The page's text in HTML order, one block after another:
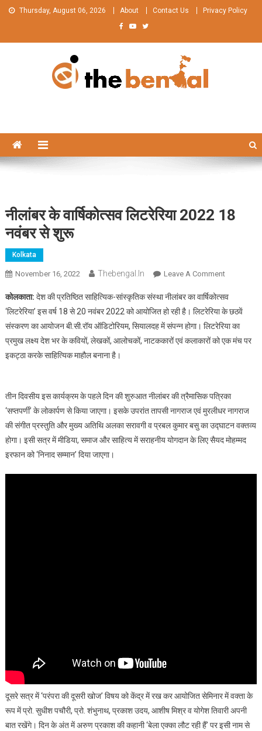
Skip Thursday, August 06, 2026 About Contact Us Privacy Policy
नीलांबर के वार्षिकोत्सव लिटरेरिया 2022 18
नवंबर से शुरू
Kolkata
November 16, 2022 Thebengal.in Leave A CommentOn
के
वार्षिकोत्सव
लिटरेरिया
2022
शुरू
कोलकाता: देश की प्रतिष्ठित साहित्यिक-सांस्कृतिक संस्था नीलांबर का वार्षिकोत्सव
‘लिटरेरिया’ इस वर्ष 18 से 20 नवंबर 2022 को आयोजित हो रही है। लिटरेरिया के छठवें
संस्करण का आयोजन बी.सी.रॉय ऑडिटोरियम, सियालदह में संपन्न होगा। लिटरेरिया का
प्रमुख लक्ष्य देश भर के कवियों, लेखकों, आलोचकों, नाटककारों एवं कलाकारों को एक मंच पर
इकट्ठा करके साहित्यिक माहौल बनाना है।
तीन दिवसीय इस कार्यक्रम के पहले दिन की शुरुआत नीलांबर की त्रैमासिक पत्रिका
‘सप्तपर्णी’ के लोकार्पण से किया जाएगा। इसके उपरांत तापसी नागराज एवं मुरलीधर नागराज
की संगीत प्रस्तुति और मुख्य अतिथि अलका सरावगी व प्रबल कुमार बसु का उद्घाटन वक्तव्य
होगा। इसी सत्र में मीडिया, समाज और साहित्य में सराहनीय योगदान के लिए सैयद मोहम्मद
इरफान को ‘निनाद सम्मान’ दिया जाएगा।
दूसरे सत्र में ‘परंपरा की दूसरी खोज’ विषय को केंद्र में रख कर आयोजित सेमिनार में वक्ता के
रूप में प्रो. सुधीश पचौरी, प्रो. शंभुनाथ, प्रकाश उदय, आशीष मिश्र व योगेश तिवारी अपनी
बात रखेंगे। दिन के अंत में अरुण प्रकाश की कहानी ‘बेला एक्का लौट रही हैं’ पर इसी नाम से